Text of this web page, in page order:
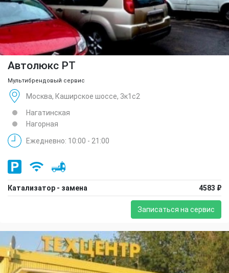
Автолюкс РТ
Мультибрендовый сервис
Москва, Каширское шоссе, 3к1с2
Нагатинская
Нагорная
Ежедневно: 10:00 - 21:00
Катализатор - замена 4583 ₽
Записаться на сервис